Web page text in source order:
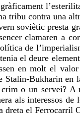
tribu contra una
soviètic presta
clamaren a
de
el deure
en molt el
Stalin-Bukharin en
o un servei? A
als interessos
dreta el Ferrocarril